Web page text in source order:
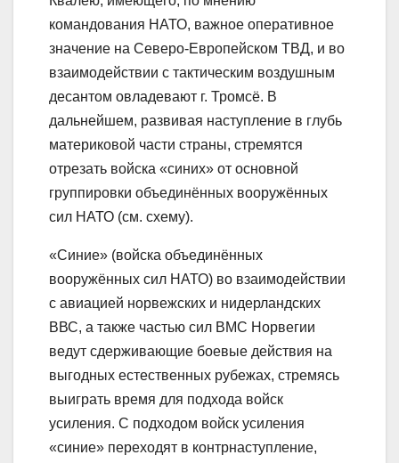
командования НАТО, важное оперативное
значение на Северо-Европейском ТВД, и во
взаимодействии с тактическим воздушным
десантом овладевают г. Тромсё. В
дальнейшем, развивая наступление в глубь
материковой части страны, стремятся
отрезать войска «синих» от основной
группировки объединённых вооружённых
сил НАТО (см. схему).
«Синие» (войска объединённых
вооружённых сил НАТО) во взаимодействии
с авиацией норвежских и нидерландских
ВВС, а также частью сил ВМС Норвегии
ведут сдерживающие боевые действия на
выгодных естественных рубежах, стремясь
выиграть время для подхода войск
усиления. С подходом войск усиления
«синие» переходят в контрнаступление,